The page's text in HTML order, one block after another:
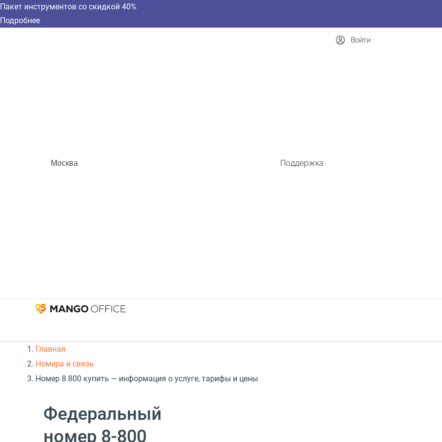
Пакет инструментов со скидкой 40%
Подробнее
Москва Поддержка
Войти
Главная
Номера и связь
Номер 8 800 купить — информация о услуге, тарифы и цены
Федеральный
номер 8-800